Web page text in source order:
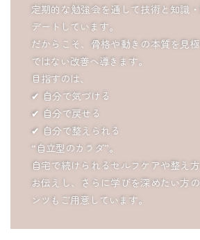
定期的な勉強会を通して技術と知識
デートしています。
だからこそ、骨格や動きの本質を見
ではない改善へ導きます。
目指すのは、
✔ 自分で気づける
✔ 自分で戻せる
✔ 自分で整えられる
“自立型のカラダ”。
自宅で続けられるセルフケアや整え
お伝えし、さらに学びを深めたい方
ンツもご用意しています。